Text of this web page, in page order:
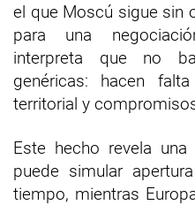
el que Moscú sigue sin
para una
interpreta que no
genéricas: hacen
territorial y
Este hecho revela
puede simular
tiempo, mientras